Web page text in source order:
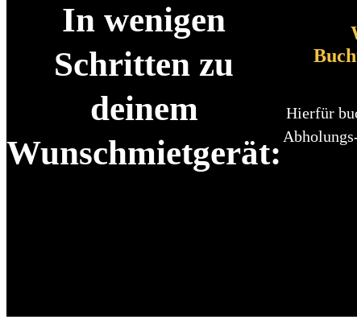
In wenigen
Schritten zu
deinem
Wunschmietgerät:
Hierfür